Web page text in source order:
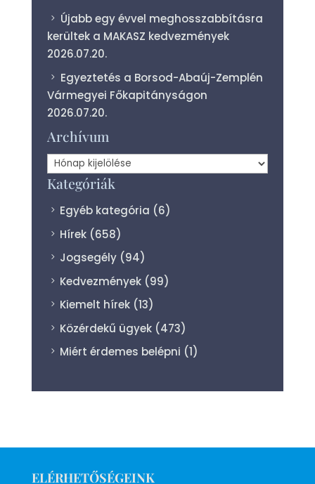
Újabb egy évvel meghosszabbításra
kerültek a MAKASZ kedvezmények
2026.07.20.
Egyeztetés a Borsod-Abaúj-Zemplén
Vármegyei Főkapitányságon
2026.07.20.
Archívum
Archívum
Kategóriák
Egyéb kategória (6)
Hírek (658)
Jogsegély (94)
Kedvezmények (99)
Kiemelt hírek (13)
Közérdekű ügyek (473)
Miért érdemes belépni (1)
ELÉRHETŐSÉGEINK